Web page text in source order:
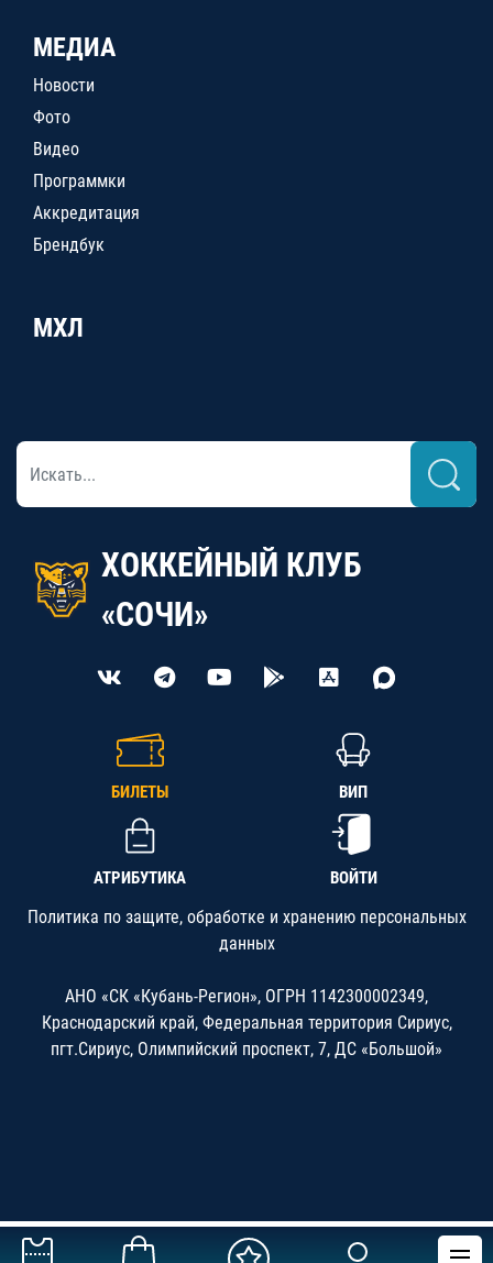
МЕДИА
Новости
Фото
Видео
Программки
Аккредитация
Брендбук
МХЛ
ХОККЕЙНЫЙ КЛУБ
«СОЧИ»
БИЛЕТЫ ВИП
АТРИБУТИКА ВОЙТИ
Политика по защите, обработке и хранению персональных
данных
АНО «СК «Кубань-Регион», ОГРН 1142300002349,
Краснодарский край, Федеральная территория Сириус,
пгт.Сириус, Олимпийский проспект, 7, ДС «Большой»